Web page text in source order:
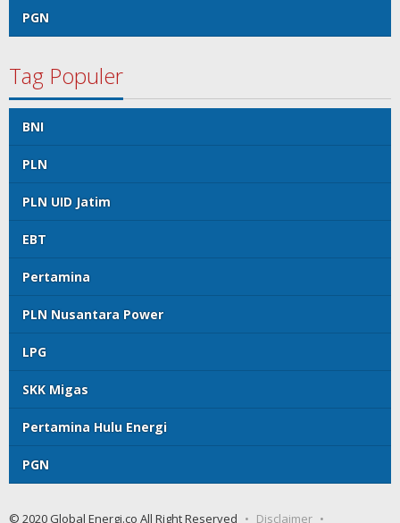
PGN
Tag Populer
BNI
PLN
PLN UID Jatim
EBT
Pertamina
PLN Nusantara Power
LPG
SKK Migas
Pertamina Hulu Energi
PGN
© 2020 Global Energi.co All Right Reserved Disclaimer